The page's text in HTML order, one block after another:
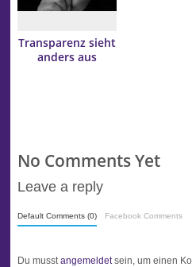
Transparenz sieht
anders aus
No Comments Yet
Leave a reply
Default Comments (0) Facebook Comments
Du musstangemeldetsein, um einen